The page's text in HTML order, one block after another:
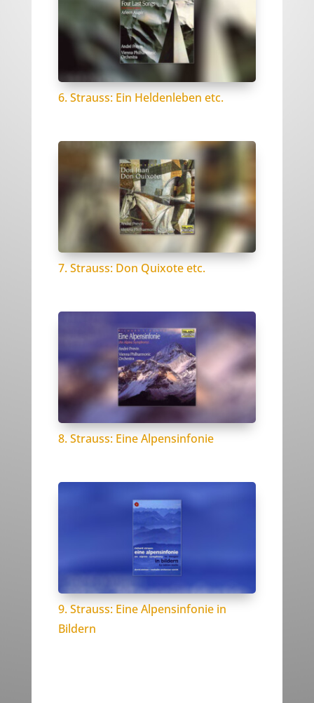
6. Strauss: Ein Heldenleben etc.
7. Strauss: Don Quixote etc.
8. Strauss: Eine Alpensinfonie
9. Strauss: Eine Alpensinfonie in
Bildern